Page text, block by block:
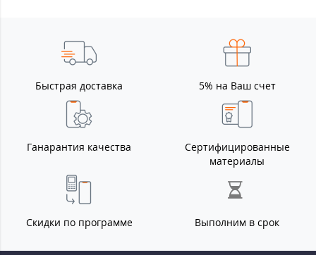
Быстрая доставка 5% на Ваш счет
Ганарантия качества
Сертифицированные
материалы
Скидки по программе Выполним в срок